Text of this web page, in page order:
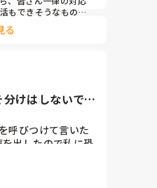
もできそうなもので
してニーズを拾い上
を開催したり、工作
間話して時間を潰し
向上のために何がで
る
けはしないです
呼びつけて言いた
出したので私に恐
と因縁をつけてき